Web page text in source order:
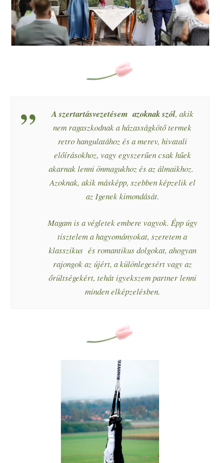
A szertartásvezetésem azoknak szól, akik
nem ragaszkodnak a házasságkötő termek
retro hangulatához és a merev, hivatali
előírásokhoz, vagy egyszerűen csak hűek
akarnak lenni önmagukhoz és az álmaikhoz.
Azoknak, akik másképp, szebben képzelik el
az Igenek kimondását.
Magam is a végletek embere vagyok. Épp úgy
tisztelem a hagyományokat, szeretem a
klasszikus és romantikus dolgokat, ahogyan
rajongok az újért, a különlegesért vagy az
őrültségekért, tehát igyekszem partner lenni
minden elképzelésben.